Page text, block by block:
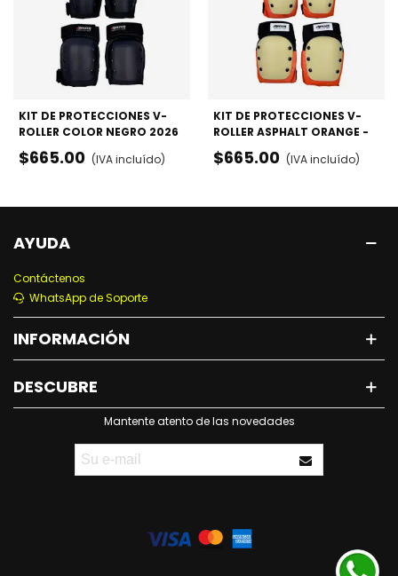
KIT DE PROTECCIONES V-
ROLLER COLOR NEGRO 2026
- RODILLERAS, CODERAS Y
MUÑEQUERAS
$665.00 (IVA incluído)
KIT DE PROTECCIONES V-
ROLLER ASPHALT ORANGE -
RODILLERAS, CODERAS Y
MUÑEQUERAS
$665.00 (IVA incluído)
AYUDA
Contáctenos
WhatsApp de Soporte
INFORMACIÓN
DESCUBRE
Mantente atento de las novedades